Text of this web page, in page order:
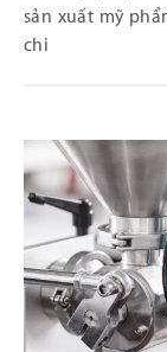
sản xuất mỹ
chi